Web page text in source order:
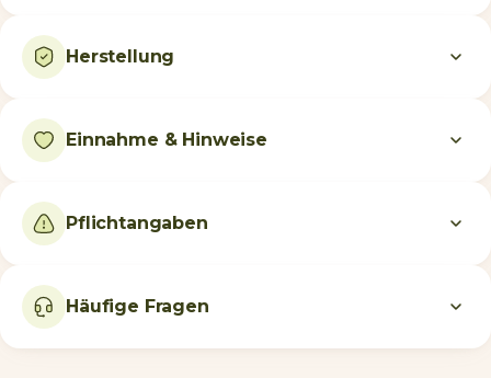
Herstellung
Einnahme & Hinweise
Pflichtangaben
Häufige Fragen